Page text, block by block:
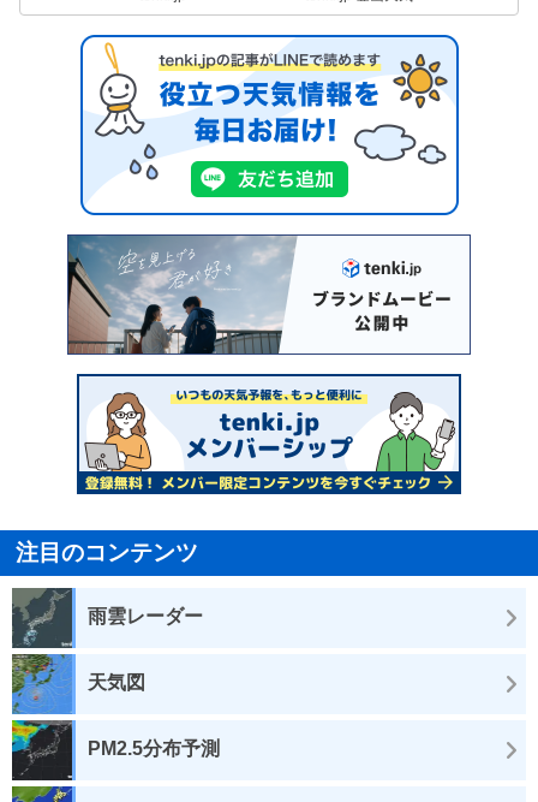
注目のコンテンツ
雨雲レーダー
天気図
PM2.5分布予測